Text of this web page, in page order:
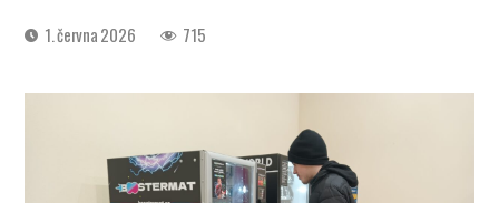
Datum1. června 2026 715